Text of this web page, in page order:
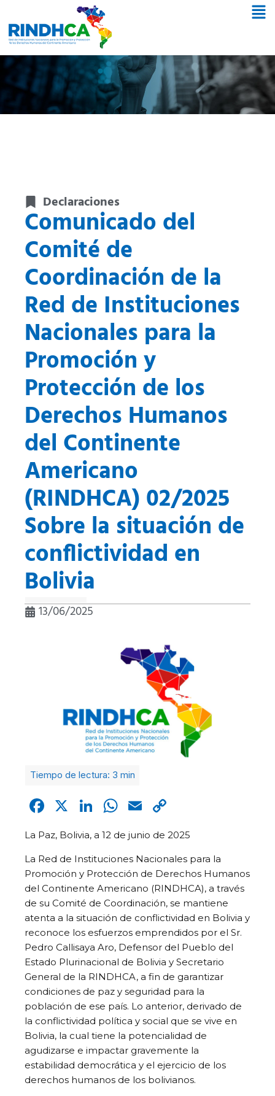
Declaraciones
Comunicado del
Comité de
Coordinación de la
Red de Instituciones
Nacionales para la
Promoción y
Protección de los
Derechos Humanos
del Continente
Americano
(RINDHCA) 02/2025
Sobre la situación de
conflictividad en
Bolivia
13/06/2025
Facebook
X LinkedIn
WhatsApp
Email
Link
La Paz, Bolivia, a 12 de junio de 2025
La Red de Instituciones Nacionales para la
Promoción y Protección de Derechos Humanos
del Continente Americano (RINDHCA), a través
de su Comité de Coordinación, se mantiene
atenta a la situación de conflictividad en Bolivia y
reconoce los esfuerzos emprendidos por el Sr.
Pedro Callisaya Aro, Defensor del Pueblo del
Estado Plurinacional de Bolivia y Secretario
General de la RINDHCA, a fin de garantizar
condiciones de paz y seguridad para la
población de ese país. Lo anterior, derivado de
la conflictividad política y social que se vive en
Bolivia, la cual tiene la potencialidad de
agudizarse e impactar gravemente la
estabilidad democrática y el ejercicio de los
derechos humanos de los bolivianos.